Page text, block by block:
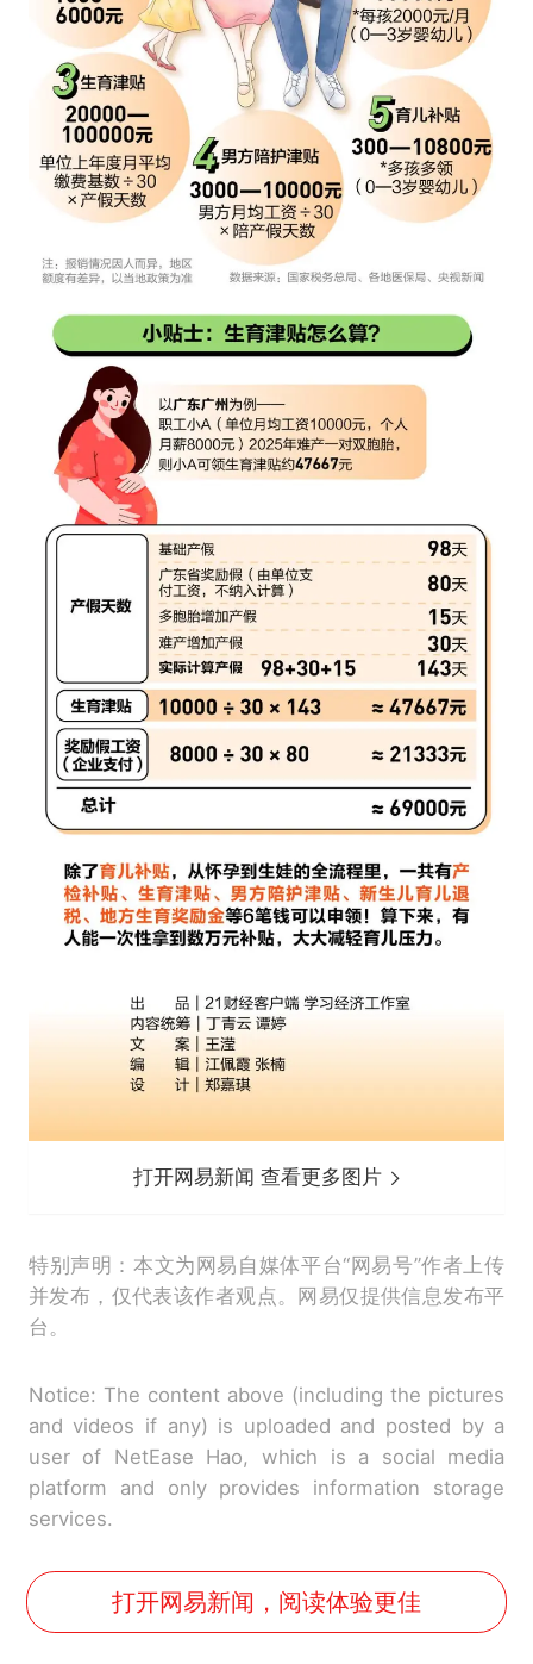
打开网易新闻 查看更多图片
特别声明：本文为网易自媒体平台“网易号”作者上传
并发布，仅代表该作者观点。网易仅提供信息发布平
台。
Notice: The content above (including the pictures
and videos if any) is uploaded and posted by a
user of NetEase Hao, which is a social media
platform and only provides information storage
services.
打开网易新闻，阅读体验更佳